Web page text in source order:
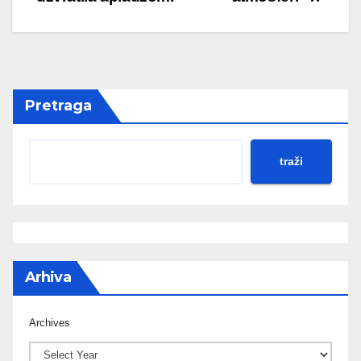
Pretraga
traži
Arhiva
Archives